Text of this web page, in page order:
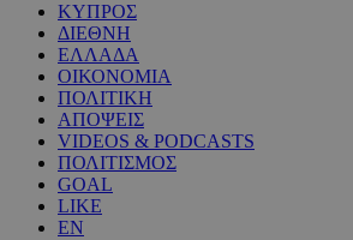
ΚΥΠΡΟΣ
ΔΙΕΘΝΗ
ΕΛΛΑΔΑ
ΟΙΚΟΝΟΜΙΑ
ΠΟΛΙΤΙΚΗ
ΑΠΟΨΕΙΣ
VIDEOS & PODCASTS
ΠΟΛΙΤΙΣΜΟΣ
GOAL
LIKE
EN